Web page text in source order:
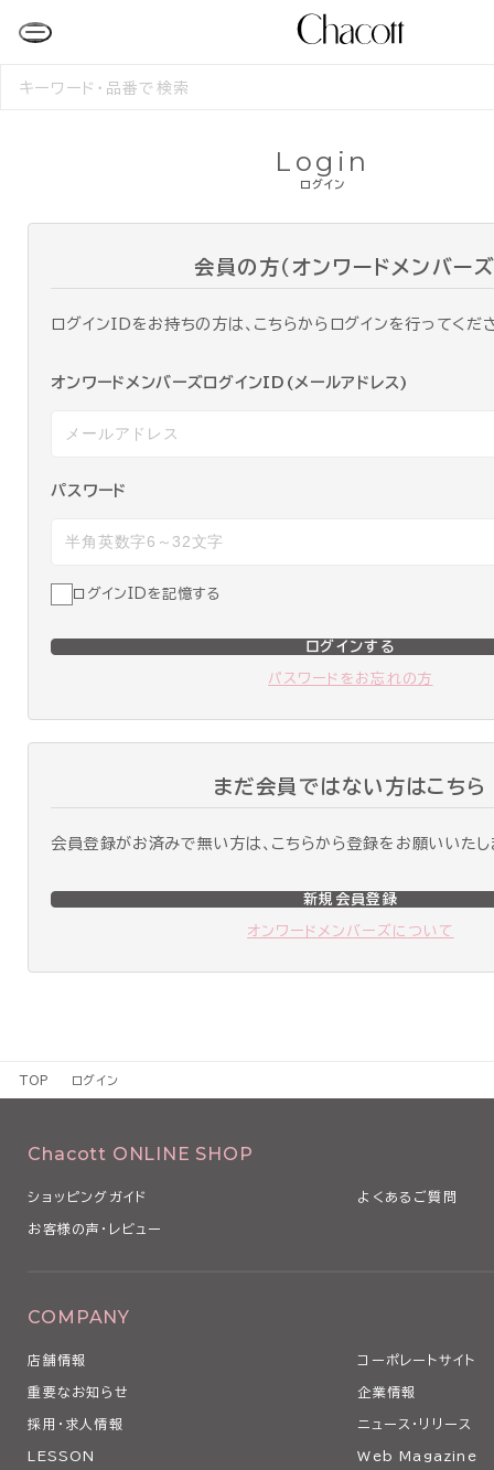
検
ログイン
Login
会員の方（オンワードメンバーズ
ログインIDをお持ちの方は、こちらからログインを行ってくだ
オンワードメンバーズログインID(メールアドレス)
パスワード
ログインIDを記憶する
ログインする
パスワードをお忘れの方
まだ会員ではない方はこちら
会員登録がお済みで無い方は、こちらから登録をお願いいたし
新規会員登録
オンワードメンバーズについて
TOP ログイン
Chacott ONLINE SHOP
ショッピングガイド よくあるご質問
お客様の声・レビュー
COMPANY
店舗情報 コーポレートサイト
重要なお知らせ 企業情報
採用・求人情報 ニュース・リリース
LESSON Web Magazine